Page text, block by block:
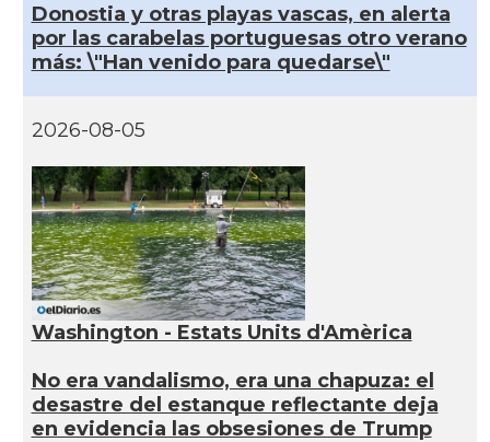
Donostia y otras playas vascas, en alerta
por las carabelas portuguesas otro verano
más: \"Han venido para quedarse\"
2026-08-05
Washington - Estats Units d'Amèrica
No era vandalismo, era una chapuza: el
desastre del estanque reflectante deja
en evidencia las obsesiones de Trump